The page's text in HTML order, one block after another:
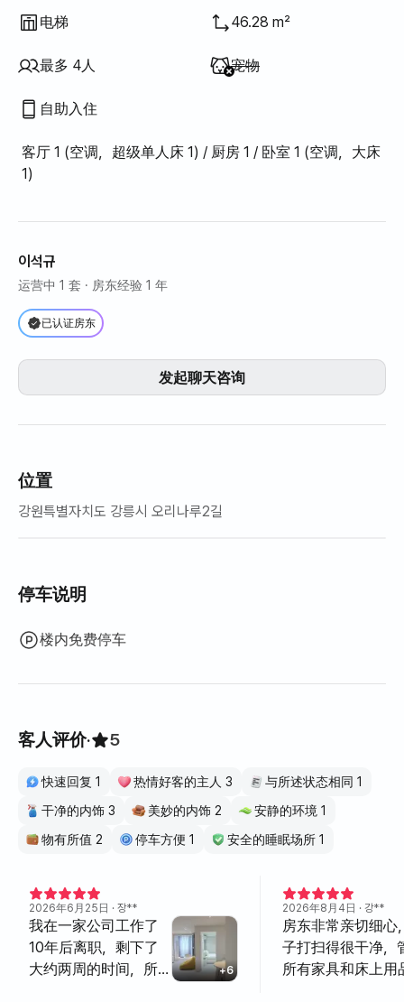
电梯 46.28 m²
最多 4人 不提供
宠物
自助入住
客厅 1 (空调，超级单人床 1) / 厨房 1 / 卧室 1 (空调，大床
1)
이석규
运营中 1 套 · 房东经验 1 年
已认证房东
发起聊天咨询
位置
강원특별자치도 강릉시 오리나루2길
停车说明
楼内免费停车
客人评价· 5
快速回复 1 热情好客的主人 3
与所述状态相同 1
干净的内饰 3
美妙的内饰 2
安静的环境 1
物有所值 2
停车方便 1 安全的睡眠场所 1
2026年6月25日 · 장**
我在一家公司工作了
10年后离职，剩下了
大约两周的时间，所
+6
2026年8月4日 · 강**
房东非常亲切细心
子打扫得很干净，
所有家具和床上用